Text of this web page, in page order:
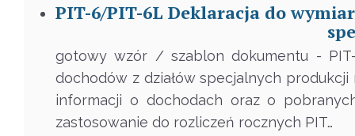
PIT-6/PIT-6L Deklaracja do
gotowy wzór / szablon dokumentu -
dochodów z działów specjalnych
informacji o dochodach oraz o
zastosowanie do rozliczeń rocznych PIT…